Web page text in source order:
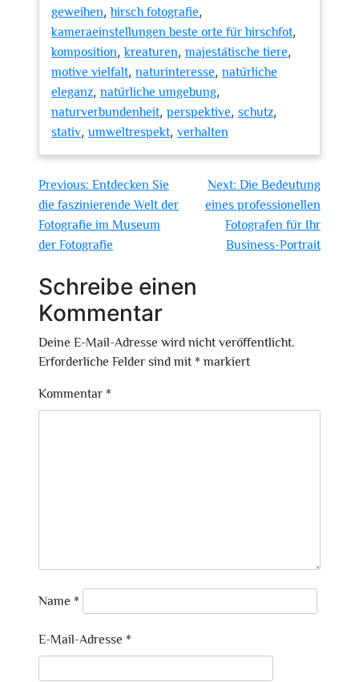
geweihen,hirsch fotografie,
kameraeinstellungen beste orte für hirschfot,
komposition,kreaturen, majestätische tiere,
motive vielfalt, naturinteresse, natürliche
eleganz, natürliche umgebung,
naturverbundenheit, perspektive, schutz,
stativ, umweltrespekt, verhalten
Beitragsnavigation
Previous: Entdecken Sie
die faszinierende Welt der
Fotografie im Museum
der Fotografie
Next: Die Bedeutung
eines professionellen
Fotografen für Ihr
Business-Portrait
Schreibe einen
Kommentar
Deine E-Mail-Adresse wird nicht veröffentlicht.
Erforderliche Felder sind mit * markiert
Kommentar *
Name *
E-Mail-Adresse *